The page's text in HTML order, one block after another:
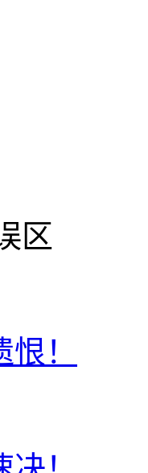
区
！